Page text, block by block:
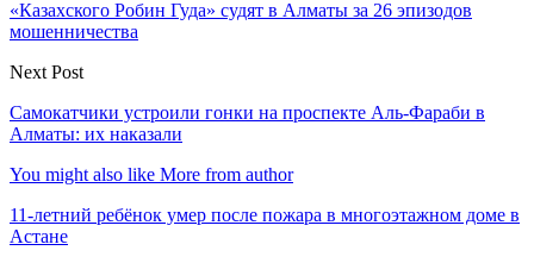
«Казахского Робин Гуда» судят в Алматы за 26 эпизодов
мошенничества
Next Post
Самокатчики устроили гонки на проспекте Аль-Фараби в
Алматы: их наказали
You might also like More from author
11-летний ребёнок умер после пожара в многоэтажном доме в
Астане